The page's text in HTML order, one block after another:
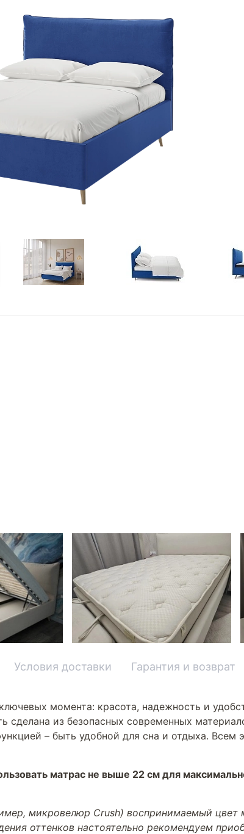
Условия доставки Гарантия и возврат
момента: красота, надежность и
сделана из безопасных современных
– быть удобной для сна и отдыха. Всем
матрас не выше 22 см для
микровелюр Crush) воспринимаемый цвет
оттенков настоятельно рекомендуем